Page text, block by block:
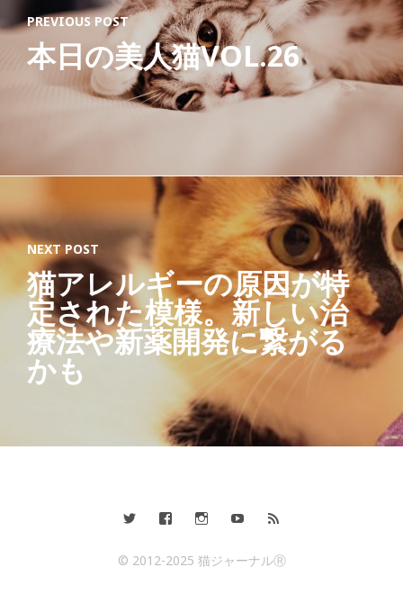
PREVIOUS POST
本日の美人猫VOL.26
NEXT POST
猫アレルギーの原因が特
定された模様。新しい治
療法や新薬開発に繋がる
かも
© 2012-2025 猫ジャーナルⓇ